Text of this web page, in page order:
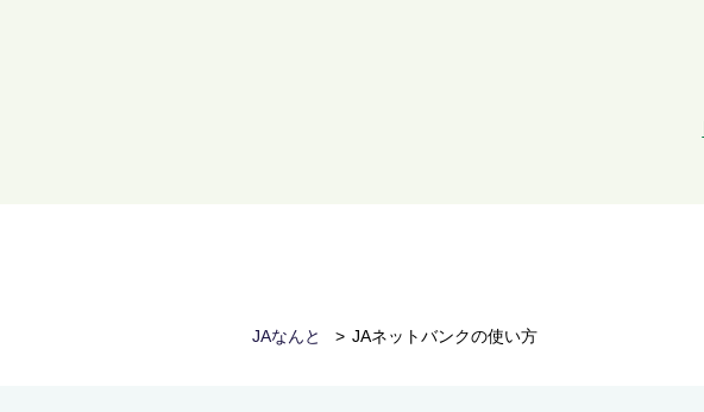
JAなんと JAネットバンクの使い方